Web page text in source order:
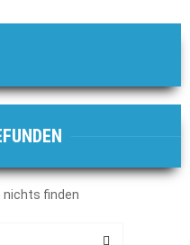
nichts finden